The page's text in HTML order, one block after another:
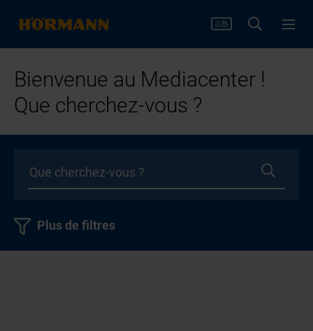
Bienvenue au Mediacenter !
Que cherchez-vous ?
Plus de filtres